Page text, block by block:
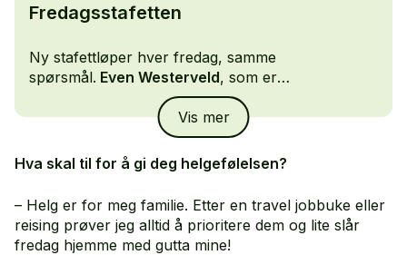
Fredagsstafetten
Ny stafettløper hver fredag, samme
spørsmål. Even Westerveld, som er
konserndirektør People & Communication i DNB,
ga stafettpinnen videre til Marthe Skaar, som er
direktør for kommunikasjon og eksterne
relasjoner i NBIM (Oljefondet).
Vis mer
Hva skal til for å gi deg helgefølelsen?
– Helg er for meg familie. Etter en travel jobbuke eller
reising prøver jeg alltid å prioritere dem og lite slår
fredag hjemme med gutta mine!